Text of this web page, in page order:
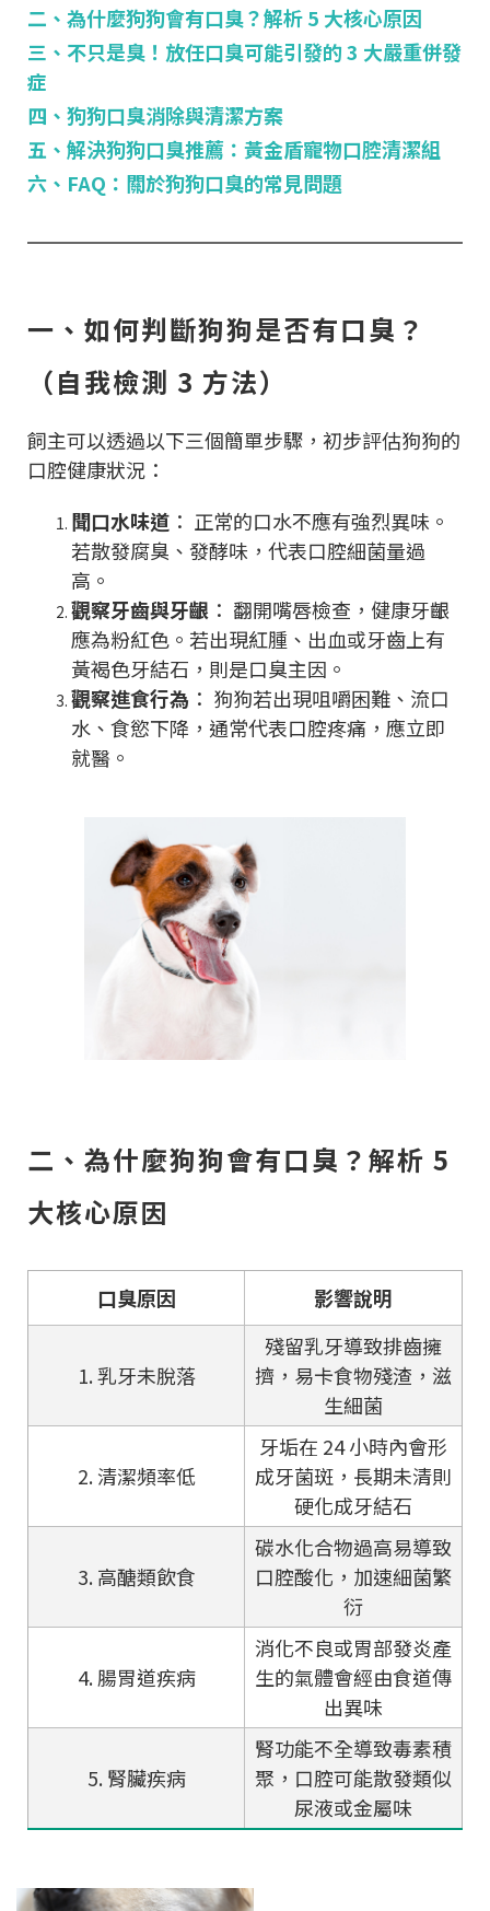
二、為什麼狗狗會有口臭？解析 5 大核心原因
三、不只是臭！放任口臭可能引發的 3 大嚴重併發
症
四、狗狗口臭消除與清潔方案
五、解決狗狗口臭推薦：黃金盾寵物口腔清潔組
六、FAQ：關於狗狗口臭的常見問題
一、如何判斷狗狗是否有口臭？
（自我檢測 3 方法）
飼主可以透過以下三個簡單步驟，初步評估狗狗的
口腔健康狀況：
聞口水味道 ： 正常的口水不應有強烈異味。
若散發腐臭、發酵味，代表口腔細菌量過
高。
觀察牙齒與牙齦 ： 翻開嘴唇檢查，健康牙齦
應為粉紅色。若出現紅腫、出血或牙齒上有
黃褐色牙結石，則是口臭主因。
觀察進食行為 ： 狗狗若出現咀嚼困難、流口
水、食慾下降，通常代表口腔疼痛，應立即
就醫。
二、為什麼狗狗會有口臭？解析 5
大核心原因
口臭原因 影響說明
1. 乳牙未脫落
殘留乳牙導致排齒擁
擠，易卡食物殘渣，滋
生細菌
2. 清潔頻率低
牙垢在 24 小時內會形
成牙菌斑，長期未清則
硬化成牙結石
3. 高醣類飲食
碳水化合物過高易導致
口腔酸化，加速細菌繁
衍
4. 腸胃道疾病
消化不良或胃部發炎產
生的氣體會經由食道傳
出異味
5. 腎臟疾病
腎功能不全導致毒素積
聚，口腔可能散發類似
尿液或金屬味